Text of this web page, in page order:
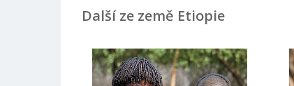
Další ze země Etiopie